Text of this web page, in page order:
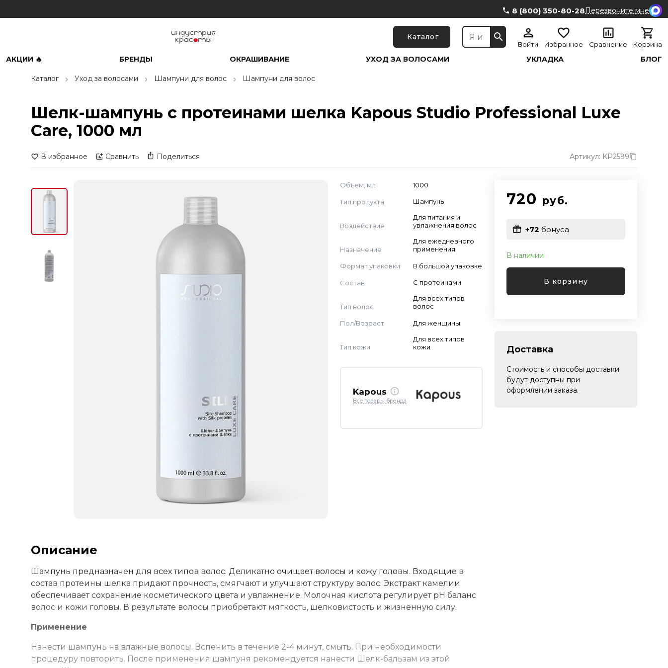
8 (800) 350-80-28Перезвоните мне
Каталог
Войти Избранное Сравнение Корзина
АКЦИИ 🔥 БРЕНДЫ ОКРАШИВАНИЕ УХОД ЗА ВОЛОСАМИ УКЛАДКА БЛОГ
Каталог Уход за волосами Шампуни для волос Шампуни для волос
Шелк-шампунь с протеинами шелка Kapous Studio Professional Luxe
Care, 1000 мл
В избранное Сравнить Поделиться Артикул: KP2599
Объем, мл 1000
Тип продукта Шампунь
Воздействие
Для питания и
увлажнения волос
Назначение
Для ежедневного
применения
Формат упаковки В большой упаковке
Состав С протеинами
Тип волос
Для всех типов
волос
Пол/Возраст Для женщины
Тип кожи
Для всех типов
кожи
Kapous
Все товары бренда
720 руб.
+72 бонуса
В наличии
В корзину
Доставка
Стоимость и способы доставки
будут доступны при
оформлении заказа.
Описание
Шампунь предназначен для всех типов волос. Деликатно очищает волосы и кожу головы. Входящие в
состав протеины шелка придают прочность, смягчают и улучшают структуру волос. Экстракт камелии
обеспечивает сохранение косметического цвета и увлажнение. Молочная кислота регулирует pH баланс
волос и кожи головы. В результате волосы приобретают мягкость, шелковистость и жизненную силу.
Применение
Нанести шампунь на влажные волосы. Вспенить в течение 2-4 минут, смыть. При необходимости
процедуру повторить. После применения шампуня рекомендуется нанести Шелк-бальзам из этой